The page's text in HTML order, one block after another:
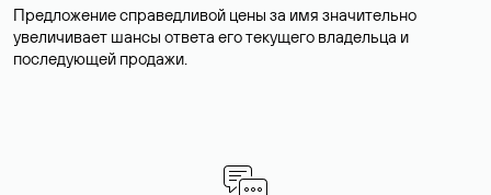
Предложение справедливой цены за имя значительно
увеличивает шансы ответа его текущего владельца и
последующей продажи.